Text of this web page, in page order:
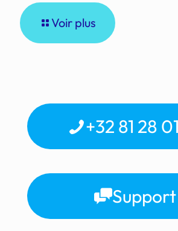
Voir plus
+32 81 28
Support